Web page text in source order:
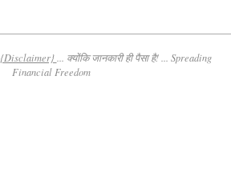
{Disclaimer}... क्योंकि जानकारी ही पैसा है! ... Spreading
Financial Freedom